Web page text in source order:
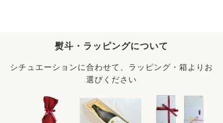
熨斗・ラッピングについて
シチュエーションに合わせて、ラッピング・箱よりお
選びください